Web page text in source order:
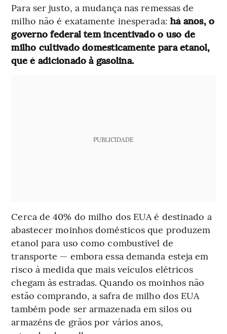
Para ser justo, a mudança nas remessas de
milho não é exatamente inesperada: há anos, o
governo federal tem incentivado o uso de
milho cultivado domesticamente para etanol,
que é adicionado à gasolina.
PUBLICIDADE
Cerca de 40% do milho dos EUA é destinado a
abastecer moinhos domésticos que produzem
etanol para uso como combustível de
transporte — embora essa demanda esteja em
risco à medida que mais veículos elétricos
chegam às estradas. Quando os moinhos não
estão comprando, a safra de milho dos EUA
também pode ser armazenada em silos ou
armazéns de grãos por vários anos,